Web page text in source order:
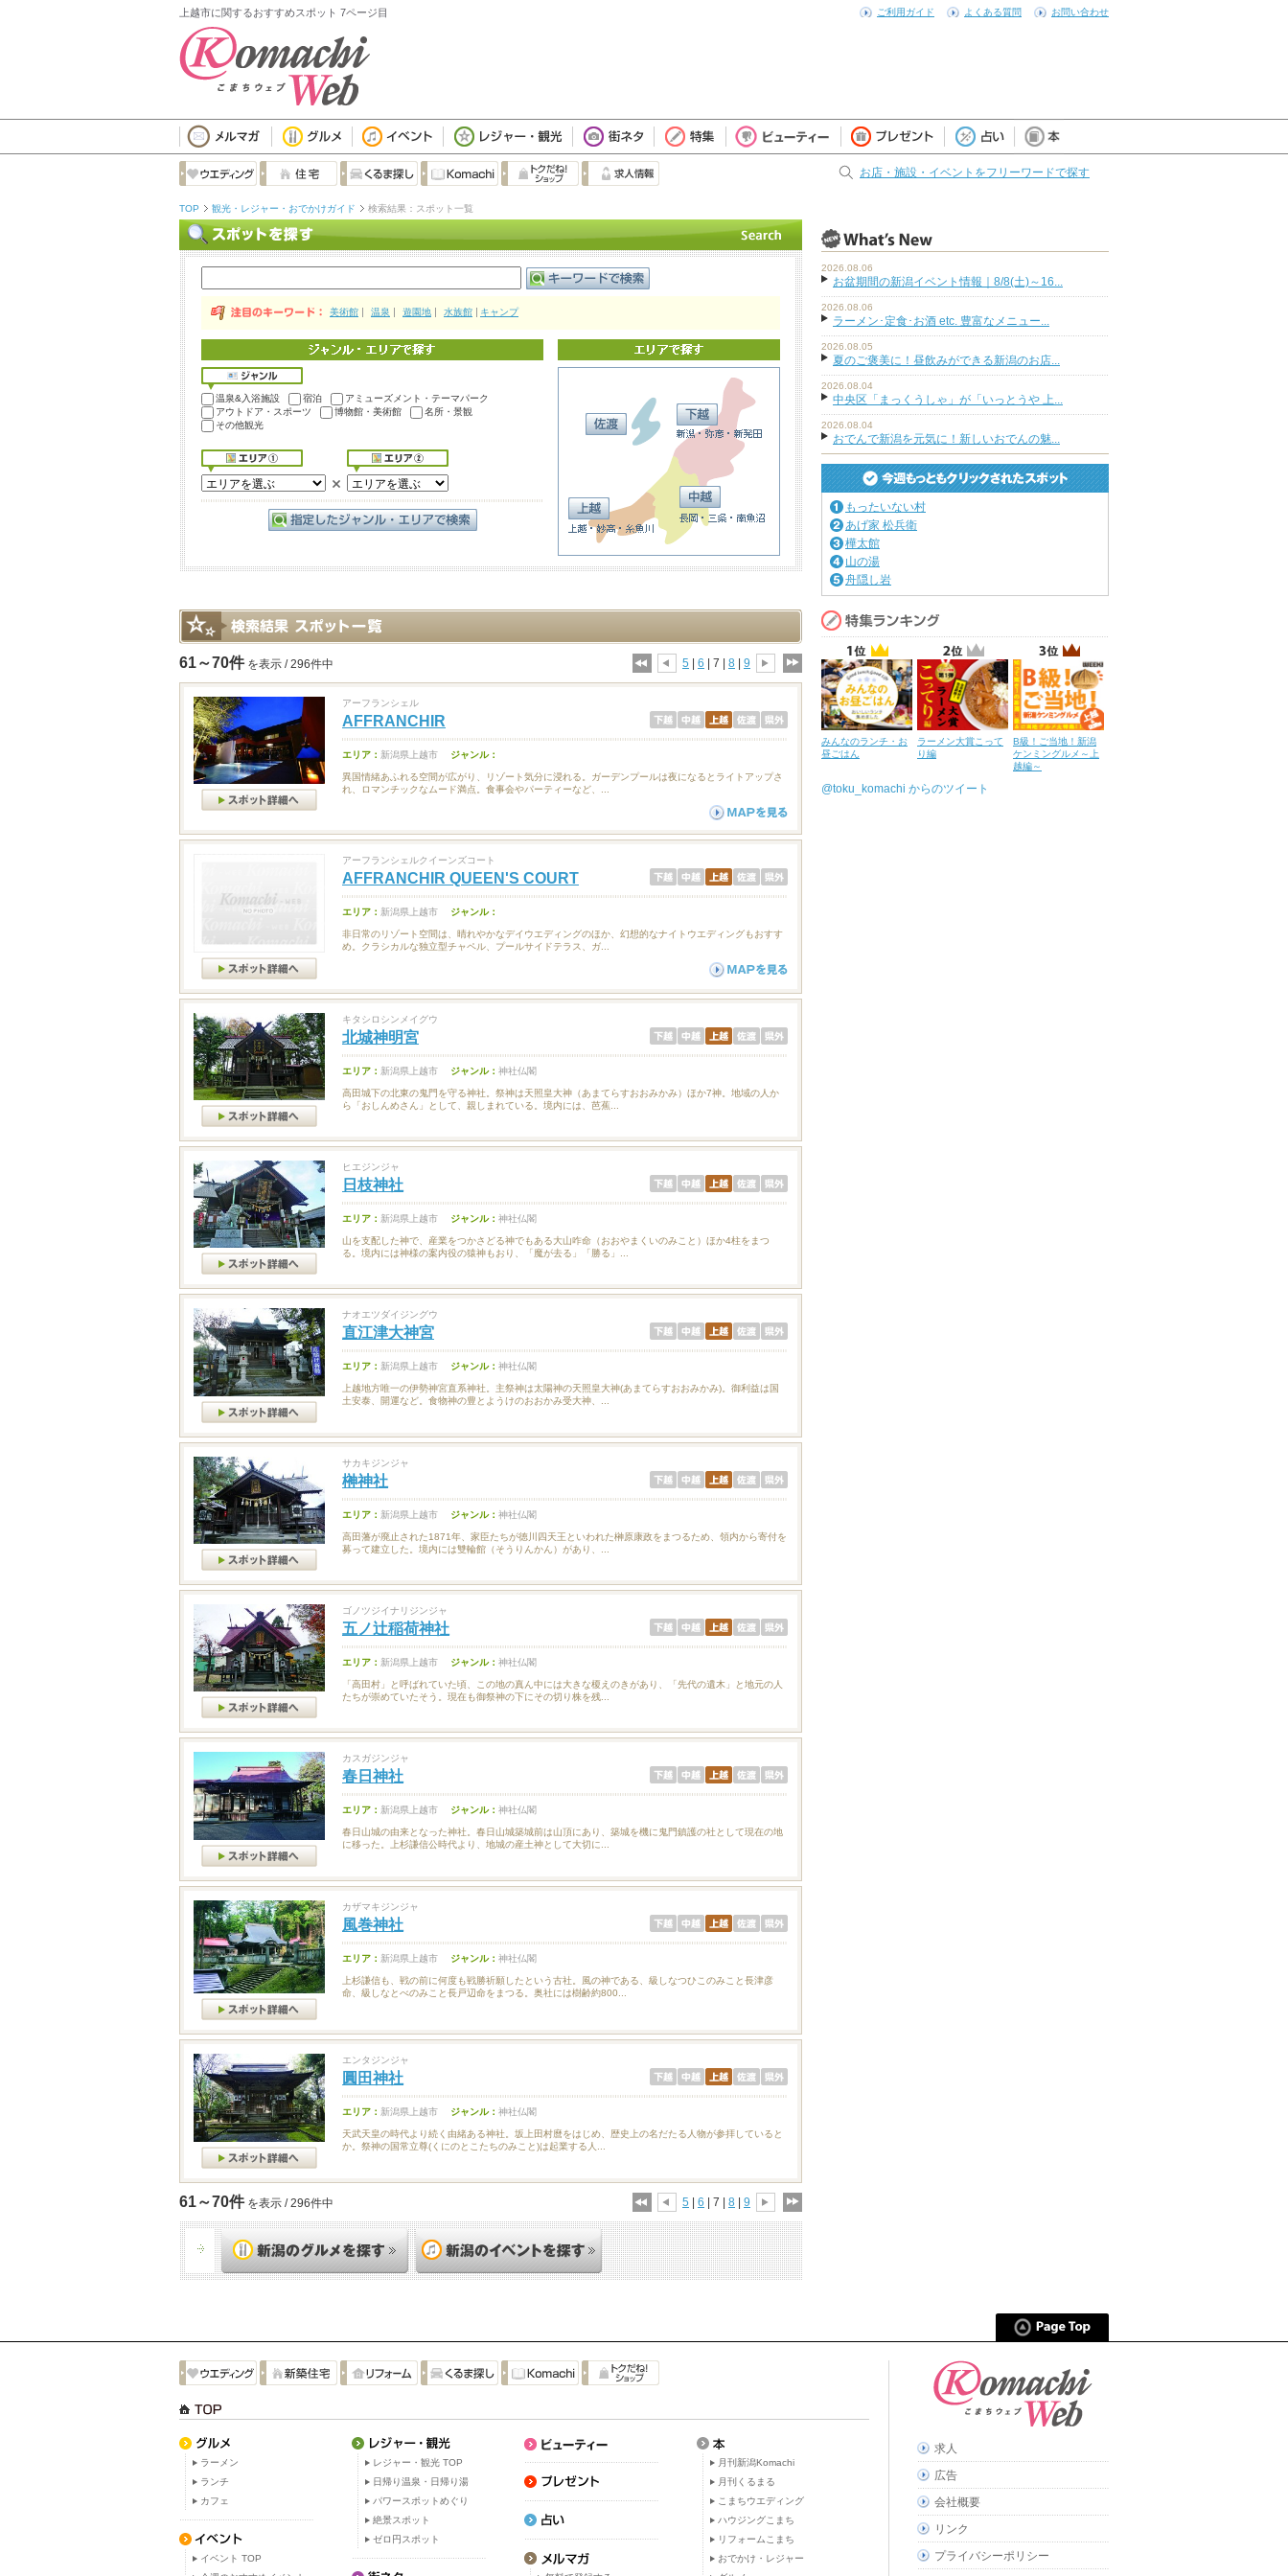
上越市に関するおすすめスポット 7ページ目 ご利用ガイド よくある質問 お問い合わせ
お店・施設・イベントをフリーワードで探す
TOP 観光・レジャー・おでかけガイド 検索結果：スポット一覧
美術館 温泉 遊園地 水族館 キャンプ
温泉&入浴施設 宿泊
アミューズメント・テーマパーク
アウトドア・スポーツ
博物館・美術館
名所・景観
その他観光
61～70件 を表示 / 296件中 5 6 | 7 | 8 9
アーフランシェル
AFFRANCHIR
エリア： 新潟県上越市 ジャンル：
異国情緒あふれる空間が広がり、リゾート気分に浸れる。ガーデンプールは夜になるとライトアップさ
れ、ロマンチックなムード満点。食事会やパーティーなど、...
アーフランシェルクイーンズコート
AFFRANCHIR QUEEN'S COURT
エリア： 新潟県上越市 ジャンル：
非日常のリゾート空間は、晴れやかなデイウエディングのほか、幻想的なナイトウエディングもおすす
め。クラシカルな独立型チャペル、プールサイドテラス、ガ...
キタシロシンメイグウ
北城神明宮
エリア： 新潟県上越市 ジャンル： 神社仏閣
高田城下の北東の鬼門を守る神社。祭神は天照皇大神（あまてらすおおみかみ）ほか7神。地域の人か
ら「おしんめさん」として、親しまれている。境内には、芭蕉...
ヒエジンジャ
日枝神社
エリア： 新潟県上越市 ジャンル： 神社仏閣
山を支配した神で、産業をつかさどる神でもある大山咋命（おおやまくいのみこと）ほか4柱をまつ
る。境内には神様の案内役の猿神もおり、「魔が去る」「勝る」...
ナオエツダイジングウ
直江津大神宮
エリア： 新潟県上越市 ジャンル： 神社仏閣
上越地方唯一の伊勢神宮直系神社。主祭神は太陽神の天照皇大神(あまてらすおおみかみ)。御利益は国
土安泰、開運など。食物神の豊とようけのおおかみ受大神、...
サカキジンジャ
榊神社
エリア： 新潟県上越市 ジャンル： 神社仏閣
高田藩が廃止された1871年、家臣たちが徳川四天王といわれた榊原康政をまつるため、領内から寄付を
募って建立した。境内には雙輪館（そうりんかん）があり、...
ゴノツジイナリジンジャ
五ノ辻稲荷神社
エリア： 新潟県上越市 ジャンル： 神社仏閣
「高田村」と呼ばれていた頃、この地の真ん中には大きな榎えのきがあり、「先代の遺木」と地元の人
たちが崇めていたそう。現在も御祭神の下にその切り株を残...
カスガジンジャ
春日神社
エリア： 新潟県上越市 ジャンル： 神社仏閣
春日山城の由来となった神社。春日山城築城前は山頂にあり、築城を機に鬼門鎮護の社として現在の地
に移った。上杉謙信公時代より、地城の産土神として大切に...
カザマキジンジャ
風巻神社
エリア： 新潟県上越市 ジャンル： 神社仏閣
上杉謙信も、戦の前に何度も戦勝祈願したという古社。風の神である、級しなつひこのみこと長津彦
命、級しなとべのみこと長戸辺命をまつる。奥社には樹齢約800...
エンタジンジャ
圓田神社
エリア： 新潟県上越市 ジャンル： 神社仏閣
天武天皇の時代より続く由緒ある神社。坂上田村麿をはじめ、歴史上の名だたる人物が参拝していると
か。祭神の国常立尊(くにのとこたちのみこと)は起業する人...
61～70件 を表示 / 296件中 5 | 6 | 7 | 8 | 9
2026.08.06
お盆期間の新潟イベント情報｜8/8(土)～16...
2026.08.06
ラーメン･定食･お酒 etc. 豊富なメニュー...
2026.08.05
夏のご褒美に！昼飲みができる新潟のお店...
2026.08.04
中央区「まっくうしゃ」が「いっとうや 上...
2026.08.04
おでんで新潟を元気に！新しいおでんの魅...
もったいない村
あげ家 松兵衛
樺太館
山の湯
舟隠し岩
みんなのランチ・お
昼ごはん
ラーメン大賞こって
り編
B級！ご当地！新潟
ケンミングルメ～上
越編～
@toku_komachi からのツイート
ラーメン
ランチ
カフェ
イベント TOP
レジャー・観光 TOP
日帰り温泉・日帰り湯
パワースポットめぐり
絶景スポット
ゼロ円スポット
月刊新潟Komachi
月刊くるまる
こまちウエディング
ハウジングこまち
リフォームこまち
おでかけ・レジャー
求人
広告
会社概要
リンク
プライバシーポリシー